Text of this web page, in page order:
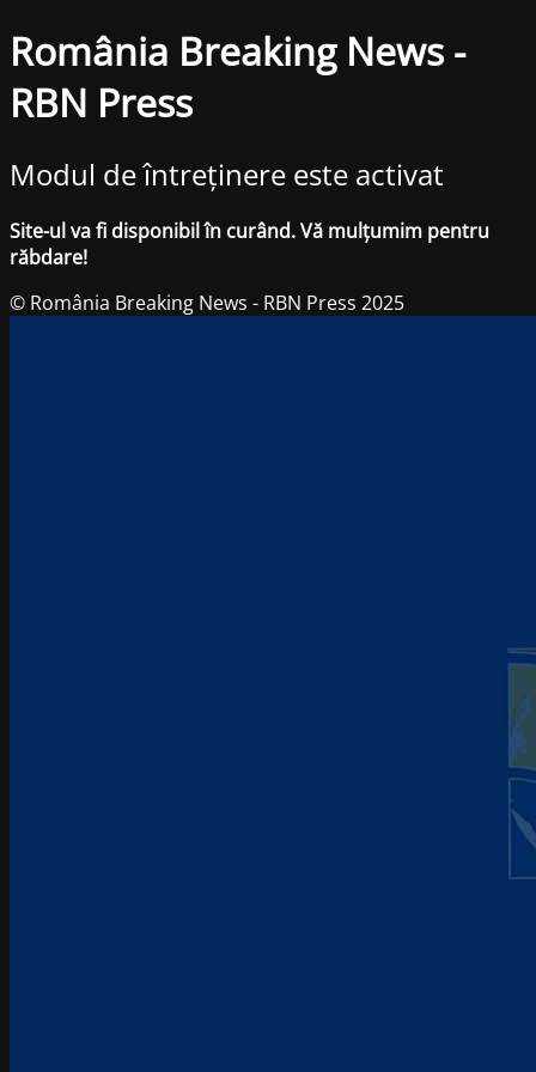
România Breaking News -
RBN Press
Modul de întreținere este activat
Site-ul va fi disponibil în curând. Vă mulțumim pentru
răbdare!
© România Breaking News - RBN Press 2025